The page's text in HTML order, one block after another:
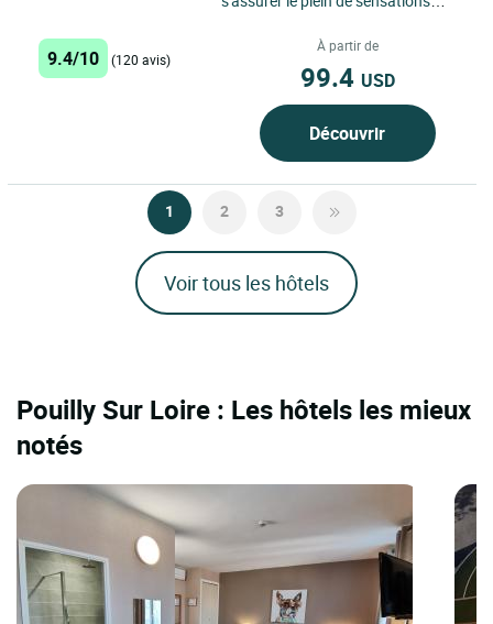
du Vigneron...
9.4/10 (120 avis)
À partir de
99.4 USD
Découvrir
1 2 3
Voir tous les hôtels
Pouilly Sur Loire : Les hôtels les mieux
notés